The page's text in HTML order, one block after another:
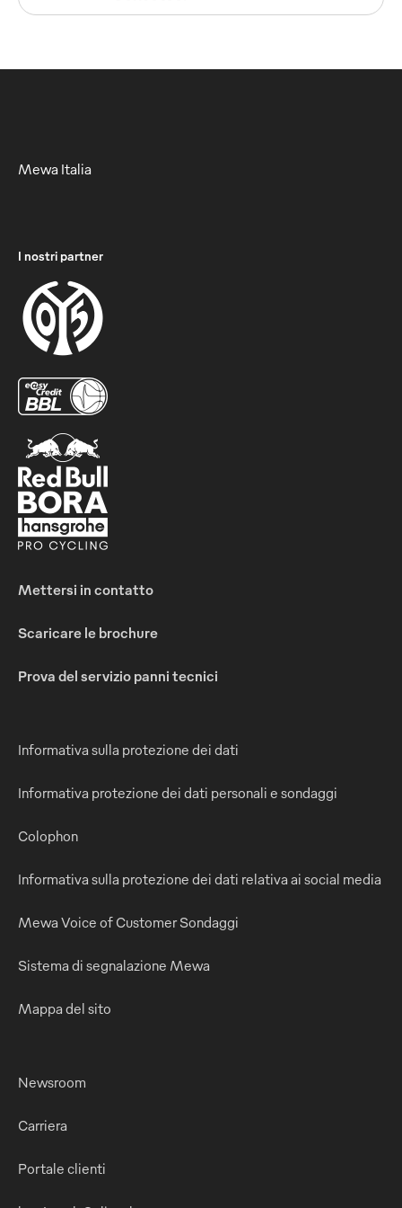
Mewa Italia
I nostri partner
Mettersi in contatto
Scaricare le brochure
Prova del servizio panni tecnici
Informativa sulla protezione dei dati
Informativa protezione dei dati personali e sondaggi
Colophon
Informativa sulla protezione dei dati relativa ai social media
Mewa Voice of Customer Sondaggi
Sistema di segnalazione Mewa
Mappa del sito
Newsroom
Carriera
Portale clienti